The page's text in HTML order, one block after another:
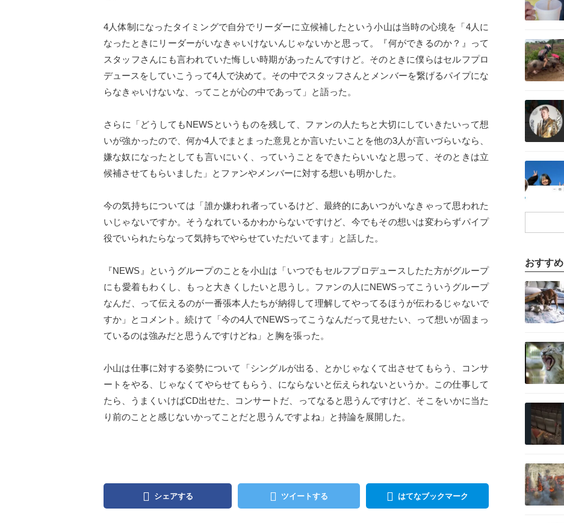
4人体制になったタイミングで自分でリーダーに立候補したという小山は当時の心境を「4人に
なったときにリーダーがいなきゃいけないんじゃないかと思って。『何ができるのか？』って
スタッフさんにも言われていた悔しい時期があったんですけど。そのときに僕らはセルフプロ
デュースをしていこうって4人で決めて。その中でスタッフさんとメンバーを繋げるパイプにな
らなきゃいけないな、ってことが心の中であって」と語った。
さらに「どうしてもNEWSというものを残して、ファンの人たちと大切にしていきたいって想
いが強かったので、何か4人でまとまった意見とか言いたいことを他の3人が言いづらいなら、
嫌な奴になったとしても言いにいく、っていうことをできたらいいなと思って、そのときは立
候補させてもらいました」とファンやメンバーに対する想いも明かした。
今の気持ちについては「誰か嫌われ者っているけど、最終的にあいつがいなきゃって思われた
いじゃないですか。そうなれているかわからないですけど、今でもその想いは変わらずパイプ
役でいられたらなって気持ちでやらせていただいてます」と話した。
『NEWS』というグループのことを小山は「いつでもセルフプロデュースしたた方がグループ
にも愛着もわくし、もっと大きくしたいと思うし。ファンの人にNEWSってこういうグループ
なんだ、って伝えるのが一番張本人たちが納得して理解してやってるほうが伝わるじゃないで
すか」とコメント。続けて「今の4人でNEWSってこうなんだって見せたい、って想いが固まっ
ているのは強みだと思うんですけどね」と胸を張った。
小山は仕事に対する姿勢について「シングルが出る、とかじゃなくて出させてもらう、コンサ
ートをやる、じゃなくてやらせてもらう、にならないと伝えられないというか。この仕事して
たら、うまくいけばCD出せた、コンサートだ、ってなると思うんですけど、そこをいかに当た
り前のことと感じないかってことだと思うんですよね」と持論を展開した。
シェアする ツイートする はてなブックマーク
記事を読む
記事を読む
おすすめ
記事を読む
記事を読む